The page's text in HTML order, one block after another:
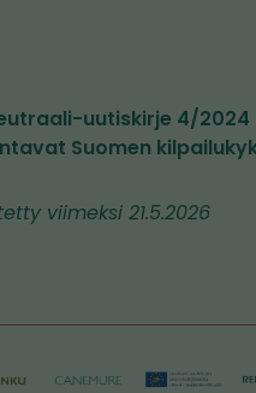
uutiskirje 4/
Suomen
viimeksi 21.5.2026